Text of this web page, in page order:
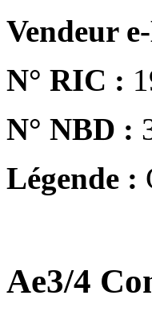
Vendeur
N° RIC :
N° NBD :
Légende :
Ae3/4